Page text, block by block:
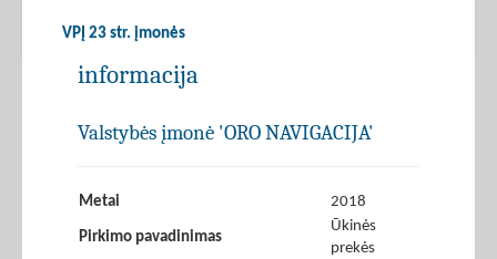
VPĮ 23 str. įmonės
informacija
Valstybės įmonė 'ORO NAVIGACIJA'
Metai 2018
Pirkimo pavadinimas
Ūkinės
prekės